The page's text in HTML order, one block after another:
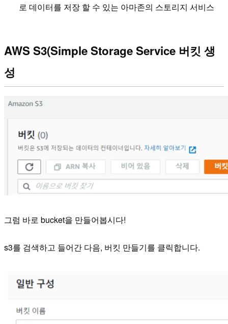
로 데이터를 저장 할 수 있는 아마존의 스토리지 서비스
AWS S3(Simple Storage Service 버킷 생
성
그럼 바로 bucket을 만들어봅시다!
s3를 검색하고 들어간 다음, 버킷 만들기를 클릭합니다.